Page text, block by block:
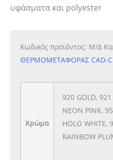
υφάσματα και polyester
Κωδικός προϊόντος: Μ/Δ
ΘΕΡΜΟΜΕΤΑΦΟΡΑΣ CAD-
Χρώμα
920 GOLD, 921
NEON PINK,
HOLO WHITE,
RAINBOW